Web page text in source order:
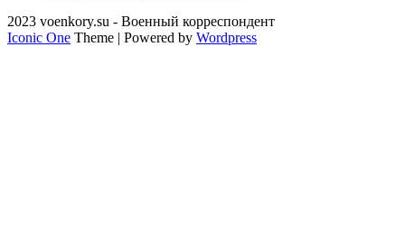
2023 voenkory.su - Военный корреспондент
Iconic One Theme | Powered by Wordpress